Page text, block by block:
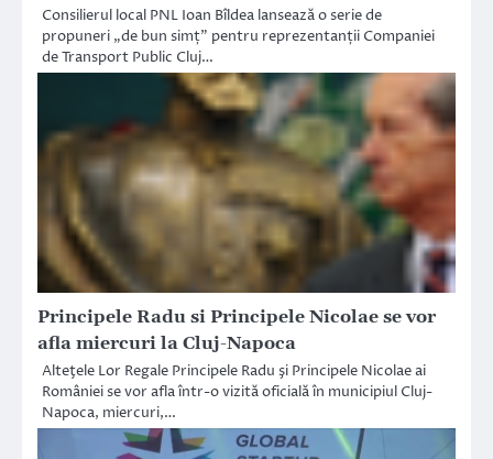
Consilierul local PNL Ioan Bîldea lansează o serie de
propuneri „de bun simț” pentru reprezentanții Companiei
de Transport Public Cluj…
Principele Radu si Principele Nicolae se vor
afla miercuri la Cluj-Napoca
Alteţele Lor Regale Principele Radu şi Principele Nicolae ai
României se vor afla într-o vizită oficială în municipiul Cluj-
Napoca, miercuri,…